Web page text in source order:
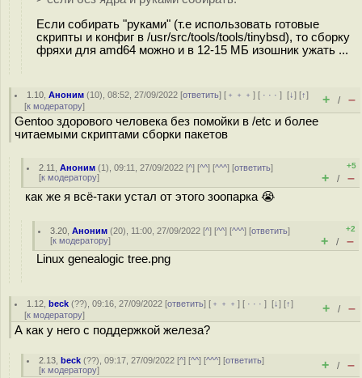
Если собирать "руками" (т.е использовать готовые
скрипты и конфиг в /usr/src/tools/tools/tinybsd), то сборку
фряхи для amd64 можно и в 12-15 МБ изошник ужать ...
1.10 ,Аноним (10), 08:52, 27/09/2022 [ответить] [ ﹢﹢﹢] [ · · ·][↓] [↑]
[к модератору] + / –
Gentoo здорового человека без помойки в /etc и более
читаемыми скриптами сборки пакетов
2.11 ,Аноним (1), 09:11, 27/09/2022 [^] [^^] [^^^] [ответить]
[к модератору]
+5
+ / –
как же я всё-таки устал от этого зоопарка 😭
3.20 ,Аноним (20), 11:00, 27/09/2022 [^] [^^] [^^^] [ответить]
[к модератору]
+2
+ / –
Linux genealogic tree.png
1.12 ,beck (??), 09:16, 27/09/2022 [ответить] [ ﹢﹢﹢] [ · · ·][↓] [↑]
[к модератору] + / –
А как у него с поддержкой железа?
2.13 ,beck (??), 09:17, 27/09/2022 [^] [^^] [^^^] [ответить]
[к модератору] + / –